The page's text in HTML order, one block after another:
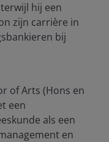
hij een
zijn carrière in
bij
of Arts (Hons en
een
als een
en